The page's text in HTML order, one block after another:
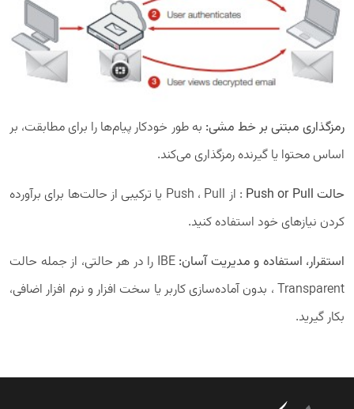
رمزگذاری مبتنی بر خط مشی: به طور خودکار پیام‌ها را برای مطابقت، بر
اساس محتوا یا گیرنده رمزگذاری می‌کند.
حالت Push or Pull
: از Push ، Pull یا ترکیبی از حالت‌ها برای برآورده
کردن نیازهای خود استفاده کنید.
استقرار، استفاده و مدیریت آسان:
IBE را در هر حالتی، از جمله حالت
Transparent ، بدون آماده‌سازی کاربر یا سخت افزار و نرم افزار اضافی،
بکار گیرید.